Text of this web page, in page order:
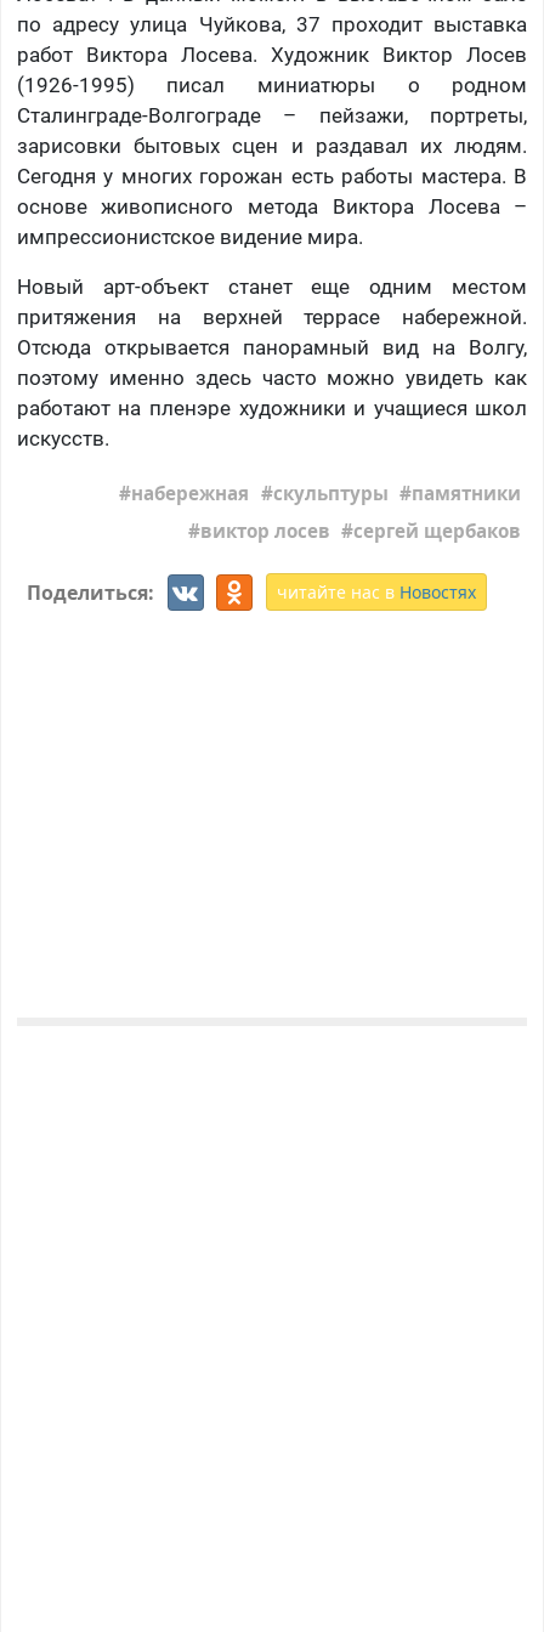
по адресу улица Чуйкова, 37 проходит выставка
работ Виктора Лосева. Художник Виктор Лосев
(1926-1995) писал миниатюры о родном
Сталинграде-Волгограде – пейзажи, портреты,
зарисовки бытовых сцен и раздавал их людям.
Сегодня у многих горожан есть работы мастера. В
основе живописного метода Виктора Лосева –
импрессионистское видение мира.
Новый арт-объект станет еще одним местом
притяжения на верхней террасе набережной.
Отсюда открывается панорамный вид на Волгу,
поэтому именно здесь часто можно увидеть как
работают на пленэре художники и учащиеся школ
искусств.
набережная скульптуры
памятники
виктор лосев
сергей щербаков
Поделиться: читайте нас в Новостях